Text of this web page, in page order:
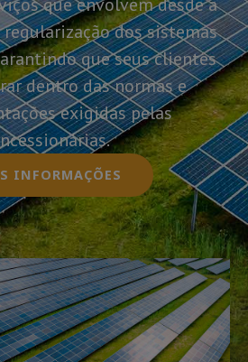
dos sistemas
que seus clientes
dentro das normas e
exigidas pelas
INFORMAÇÕES